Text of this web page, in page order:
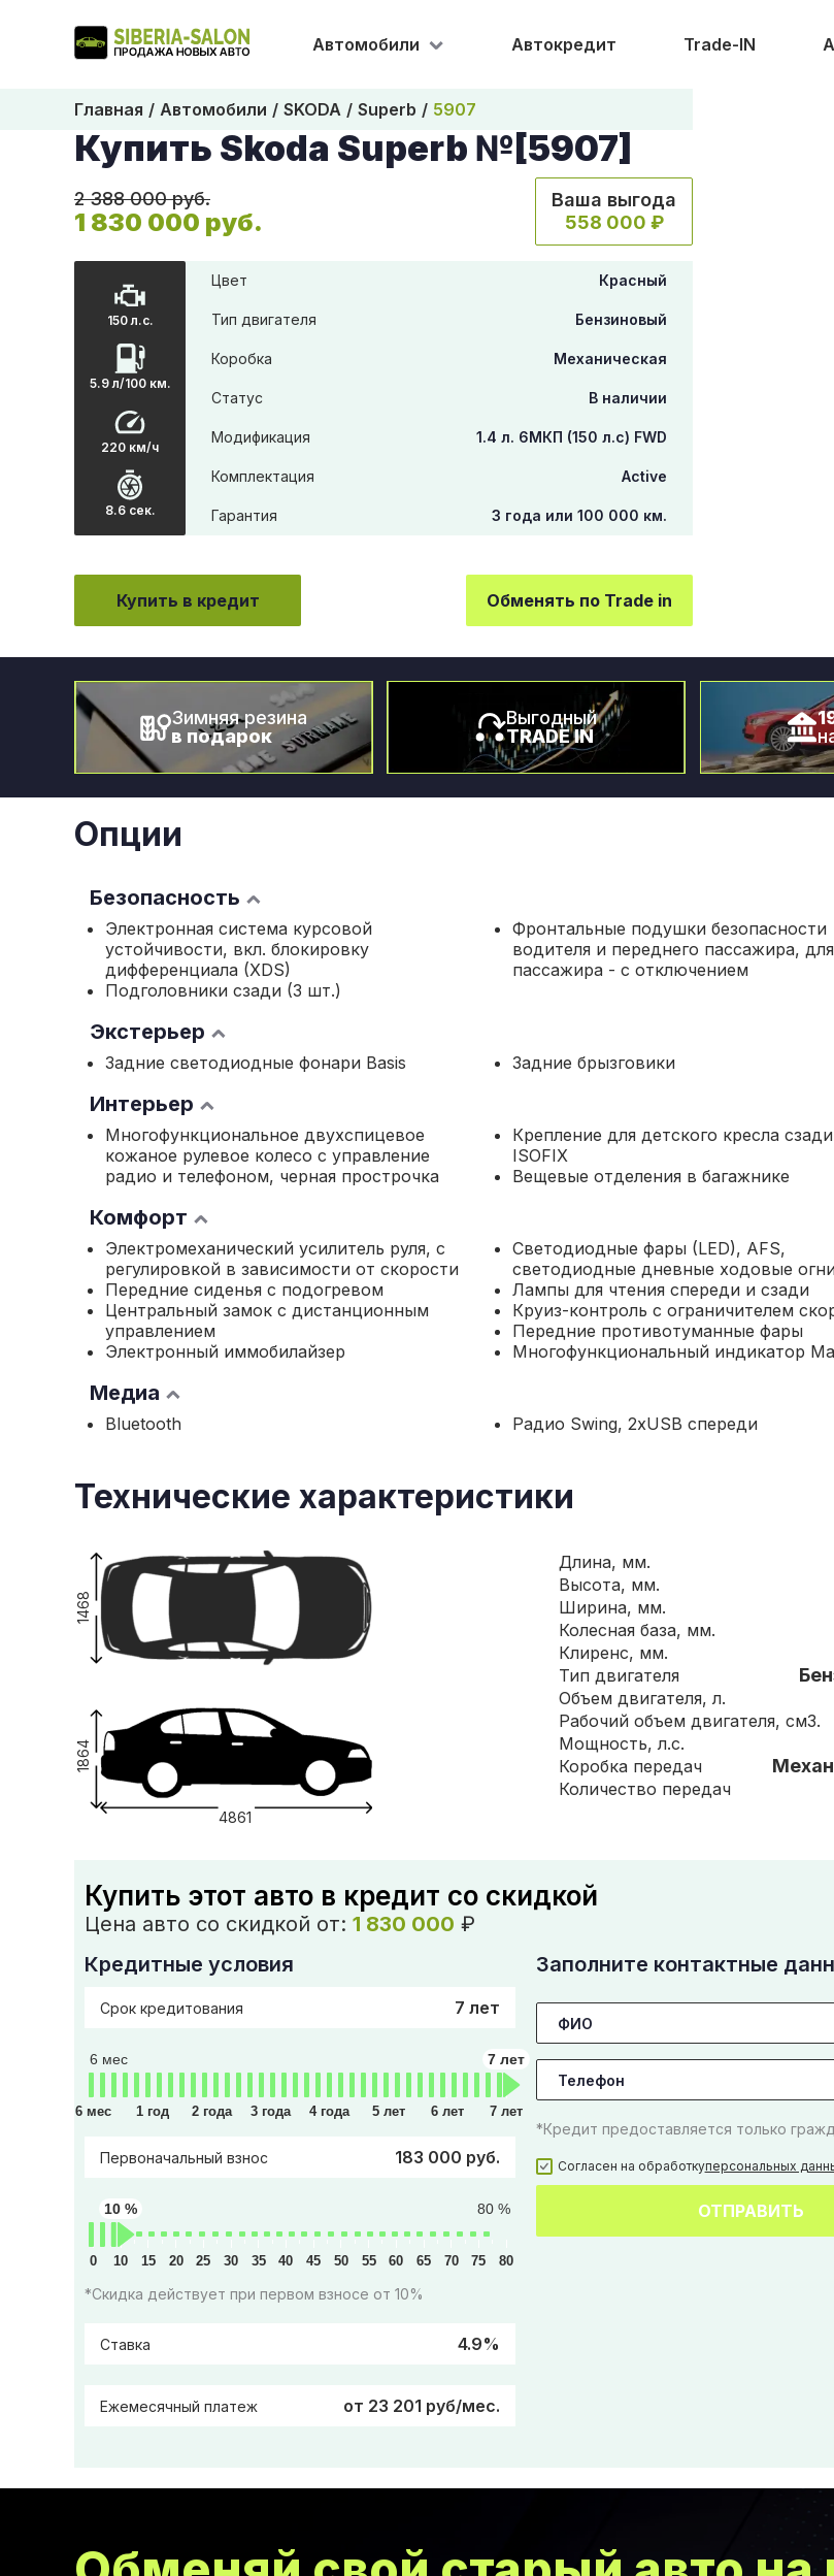
Автомобили Автокредит Trade-IN
Главная Автомобили SKODA Superb 5907
Купить Skoda Superb №[5907]
2 388 000 руб.
1 830 000 руб.
Ваша выгода
558 000 ₽
150 л.с.
5.9 л/100 км.
220 км/ч
8.6 сек.
Цвет Красный
Тип двигателя Бензиновый
Коробка Механическая
Статус В наличии
Модификация 1.4 л. 6МКП (150 л.с) FWD
Комплектация Active
Гарантия 3 года или 100 000 км.
Купить в кредит Обменять по Trade in
Зимняя резина
в подарок
Выгодный
TRADE IN
Опции
Безопасность
Электронная система курсовой
устойчивости, вкл. блокировку
дифференциала (XDS)
Подголовники сзади (3 шт.)
Фронтальные подушки безопасности
водителя и переднего пассажира, для
пассажира - с отключением
Экстерьер
Задние светодиодные фонари Basis Задние брызговики
Интерьер
Многофункциональное двухспицевое
кожаное рулевое колесо с управление
радио и телефоном, черная прострочка
Крепление для детского кресла сзади
ISOFIX
Вещевые отделения в багажнике
Комфорт
Электромеханический усилитель руля, с
регулировкой в зависимости от скорости
Передние сиденья с подогревом
Центральный замок с дистанционным
управлением
Электронный иммобилайзер
Светодиодные фары (LED), AFS,
светодиодные дневные ходовые огни
Лампы для чтения спереди и сзади
Круиз-контроль с ограничителем
Передние противотуманные фары
Многофункциональный индикатор
Медиа
Bluetooth Радио Swing, 2xUSB спереди
Технические характеристики
4861
1864
1468
Длина, мм.
Высота, мм.
Ширина, мм.
Колесная база, мм.
Клиренс, мм.
Тип двигателя
Объем двигателя, л.
Рабочий объем двигателя, см3.
Мощность, л.с.
Коробка передач
Количество передач
Купить этот авто в кредит со скидкой
Цена авто со скидкой от: 1 830 000 ₽
Кредитные условия
Срок кредитования 7 лет
6 мес 7 лет
6 мес 1 год 2 года 3 года 4 года 5 лет 6 лет 7 лет
Первоначальный взнос 183 000 руб.
80 %
10 %
0 10 15 20 25 30 35 40 45 50 55 60 65 70 75 80
*Скидка действует при первом взносе от 10%
Ставка 4.9%
Ежемесячный платеж от 23 201 руб/мес.
Заполните контактные
*Кредит предоставляется только
Согласен на обработкуперсональных
ОТПРАВИТЬ